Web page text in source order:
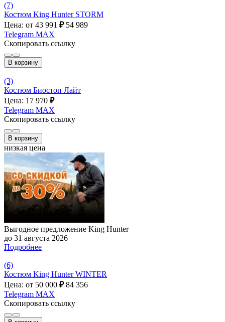
(7)
Костюм King Hunter STORM
Цена: от 43 991 ₽ 54 989
Telegram MAX
Скопировать ссылку
В корзину
(3)
Костюм Биостоп Лайт
Цена: 17 970 ₽
Telegram MAX
Скопировать ссылку
В корзину
низкая цена
Выгодное предложение King Hunter
до 31 августа 2026
Подробнее
(6)
Костюм King Hunter WINTER
Цена: от 50 000 ₽ 84 356
Telegram MAX
Скопировать ссылку